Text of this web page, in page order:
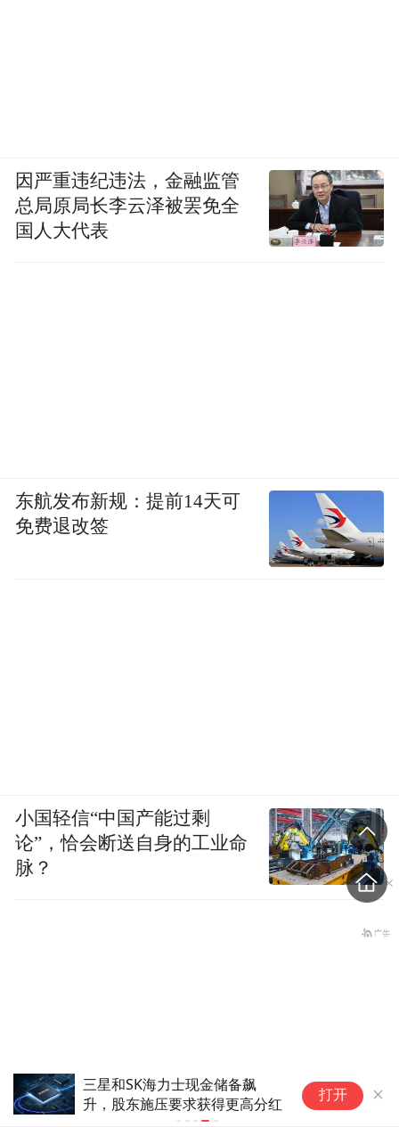
三星和SK海力士现金储备飙
升，股东施压要求获得更高分红
打开
因严重违纪违法，金融监管
总局原局长李云泽被罢免全
国人大代表
东航发布新规：提前14天可
免费退改签
小国轻信“中国产能过剩
论”，恰会断送自身的工业命
脉？